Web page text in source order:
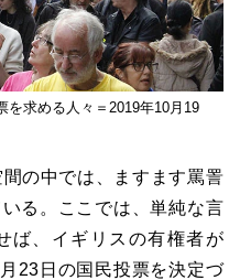
を求める人々＝2019年10月19
の中では、ますます罵詈
る。ここでは、単純な言
ば、イギリスの有権者が
23日の国民投票を決定づ